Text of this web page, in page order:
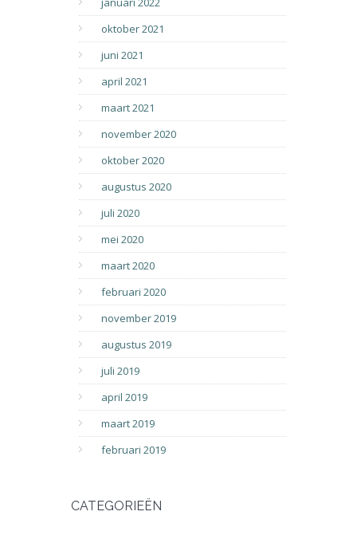
oktober 2021
juni 2021
april 2021
maart 2021
november 2020
oktober 2020
augustus 2020
juli 2020
mei 2020
maart 2020
februari 2020
november 2019
augustus 2019
juli 2019
april 2019
maart 2019
februari 2019
CATEGORIEËN